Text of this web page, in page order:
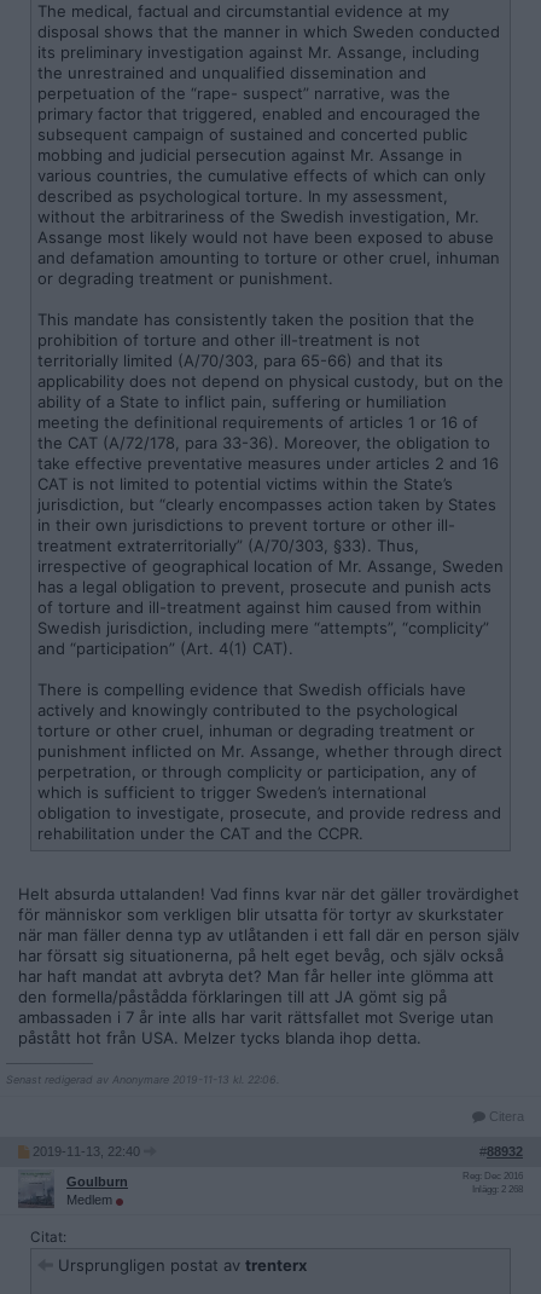
The medical, factual and circumstantial evidence at my
disposal shows that the manner in which Sweden conducted
its preliminary investigation against Mr. Assange, including
the unrestrained and unqualified dissemination and
perpetuation of the “rape- suspect” narrative, was the
primary factor that triggered, enabled and encouraged the
subsequent campaign of sustained and concerted public
mobbing and judicial persecution against Mr. Assange in
various countries, the cumulative effects of which can only
described as psychological torture. In my assessment,
without the arbitrariness of the Swedish investigation, Mr.
Assange most likely would not have been exposed to abuse
and defamation amounting to torture or other cruel, inhuman
or degrading treatment or punishment.
This mandate has consistently taken the position that the
prohibition of torture and other ill-treatment is not
territorially limited (A/70/303, para 65-66) and that its
applicability does not depend on physical custody, but on the
ability of a State to inflict pain, suffering or humiliation
meeting the definitional requirements of articles 1 or 16 of
the CAT (A/72/178, para 33-36). Moreover, the obligation to
take effective preventative measures under articles 2 and 16
CAT is not limited to potential victims within the State’s
jurisdiction, but “clearly encompasses action taken by States
in their own jurisdictions to prevent torture or other ill-
treatment extraterritorially” (A/70/303, §33). Thus,
irrespective of geographical location of Mr. Assange, Sweden
has a legal obligation to prevent, prosecute and punish acts
of torture and ill-treatment against him caused from within
Swedish jurisdiction, including mere “attempts”, “complicity”
and “participation” (Art. 4(1) CAT).
There is compelling evidence that Swedish officials have
actively and knowingly contributed to the psychological
torture or other cruel, inhuman or degrading treatment or
punishment inflicted on Mr. Assange, whether through direct
perpetration, or through complicity or participation, any of
which is sufficient to trigger Sweden’s international
obligation to investigate, prosecute, and provide redress and
rehabilitation under the CAT and the CCPR.
Helt absurda uttalanden! Vad finns kvar när det gäller trovärdighet
för människor som verkligen blir utsatta för tortyr av skurkstater
när man fäller denna typ av utlåtanden i ett fall där en person själv
har försatt sig situationerna, på helt eget bevåg, och själv också
har haft mandat att avbryta det? Man får heller inte glömma att
den formella/påstådda förklaringen till att JA gömt sig på
ambassaden i 7 år inte alls har varit rättsfallet mot Sverige utan
påstått hot från USA. Melzer tycks blanda ihop detta.
Senast redigerad av Anonymare 2019-11-13 kl. 22:06.
Citera
2019-11-13, 22:40 #88932
Goulburn
Medlem
Reg: Dec 2016
Inlägg: 2 268
Citat:
Ursprungligen postat av trenterx